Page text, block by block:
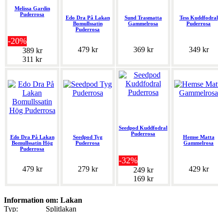
Melissa Gardin
Puderrosa
-20%
389 kr
311 kr
Edo Dra På Lakan
Bomullssatin
Puderrosa
479 kr
Sund Trasmatta
Gammelrosa
369 kr
Tess Kuddfodral
Puderrosa
349 kr
Edo Dra På Lakan
Bomullssatin Hög
Puderrosa
479 kr
Seedpod Tyg
Puderrosa
279 kr
Seedpod Kuddfodral
Puderrosa
-32%
249 kr
169 kr
Hemse Matta
Gammelrosa
429 kr
Information om: Lakan
Typ:
Splitlakan